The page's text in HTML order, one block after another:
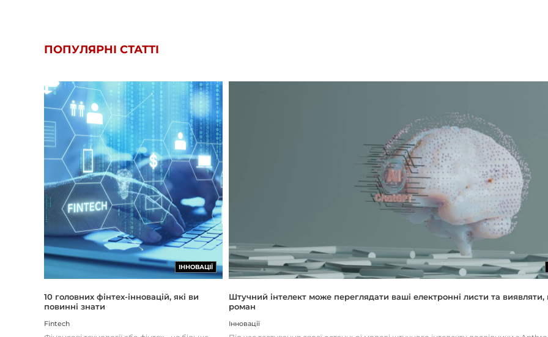
ПОПУЛЯРНІ СТАТТІ
ІННОВАЦІЇ
10 головних фінтех-інновацій, які ви
повинні знати
Fintech
Штучний інтелект може переглядати ваші електронні листи та
роман
Інновації